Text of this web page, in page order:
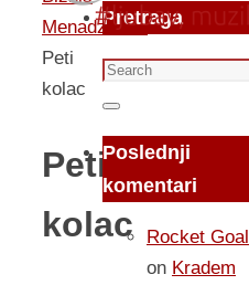
Menadzment
Peti
kolac
Peti
kolac
Pretraga
Search
for:
Search
Poslednji
komentari
Rocket Goal
on Kradem